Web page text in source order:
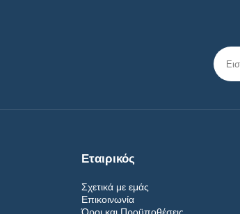
Εταιρικός
Σχετικά με εμάς
Επικοινωνία